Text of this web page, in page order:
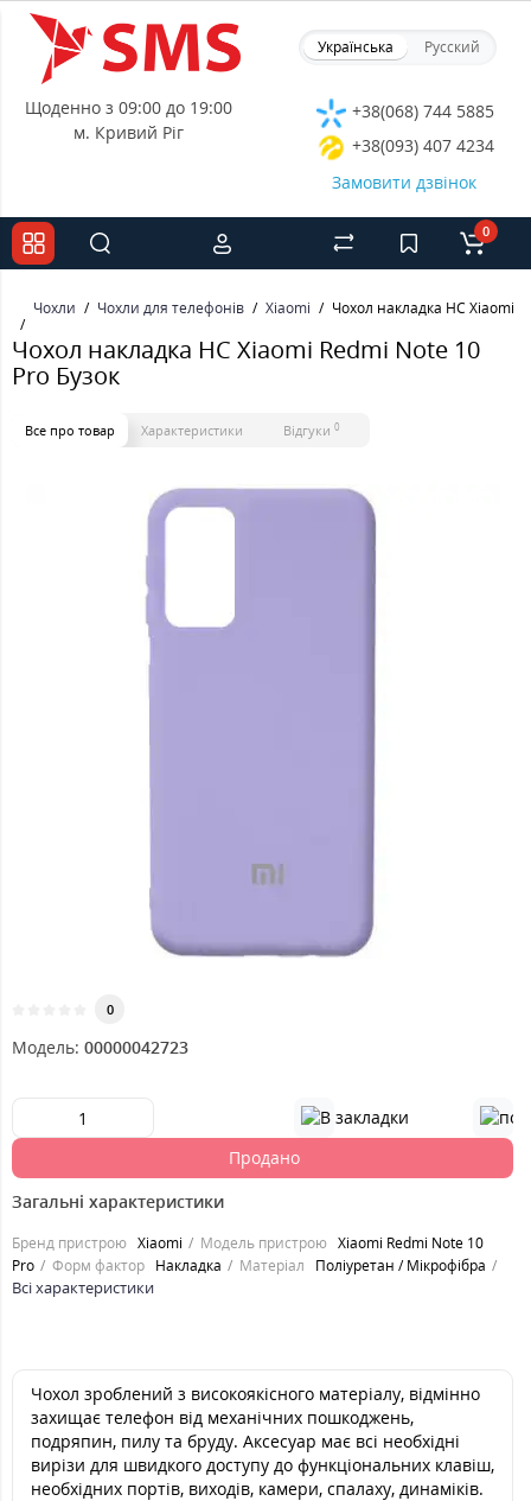
Українська Русский
Щоденно з 09:00 до 19:00
м. Кривий Ріг
+38(068) 744 5885
+38(093) 407 4234
Замовити дзвінок
0
Чохли Чохли для телефонів Xiaomi Чохол накладка HC Xiaomi
Чохол накладка HC Xiaomi Redmi Note 10
Pro Бузок
Все про товар Характеристики Відгуки 0
0
Модель: 00000042723
Продано
Загальні характеристики
Бренд пристрою Xiaomi Модель пристрою Xiaomi Redmi Note 10
Pro
Форм фактор Накладка Матеріал Поліуретан / Мікрофібра
Всі характеристики
Чохол зроблений з високоякісного матеріалу, відмінно
захищає телефон від механічних пошкоджень,
подряпин, пилу та бруду. Аксесуар має всі необхідні
вирізи для швидкого доступу до функціональних клавіш,
необхідних портів, виходів, камери, спалаху, динаміків.